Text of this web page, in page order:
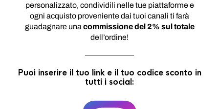
personalizzato, condividili nelle tue piattaforme e
ogni acquisto proveniente dai tuoi canali ti farà
guadagnare una commissione del 2% sul totale
dell’ordine!
Puoi inserire il tuo link e il tuo codice sconto in
tutti i social: